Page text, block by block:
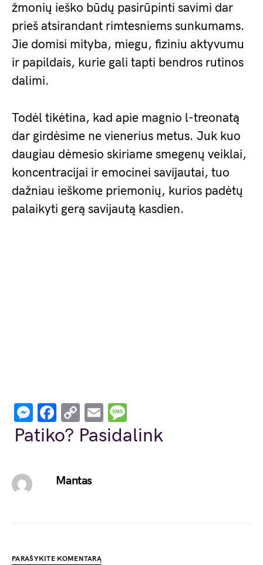
žmonių ieško būdų pasirūpinti savimi dar
prieš atsirandant rimtesniems sunkumams.
Jie domisi mityba, miegu, fiziniu aktyvumu
ir papildais, kurie gali tapti bendros rutinos
dalimi.
Todėl tikėtina, kad apie magnio l-treonatą
dar girdėsime ne vienerius metus. Juk kuo
daugiau dėmesio skiriame smegenų veiklai,
koncentracijai ir emocinei savijautai, tuo
dažniau ieškome priemonių, kurios padėtų
palaikyti gerą savijautą kasdien.
Messenger
Facebook
Copy
Link
Email
Patiko? Pasidalink
Mantas
PARAŠYKITE KOMENTARĄ